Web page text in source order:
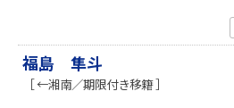
福島 隼斗
［ ←湘南／期限付き移籍 ］